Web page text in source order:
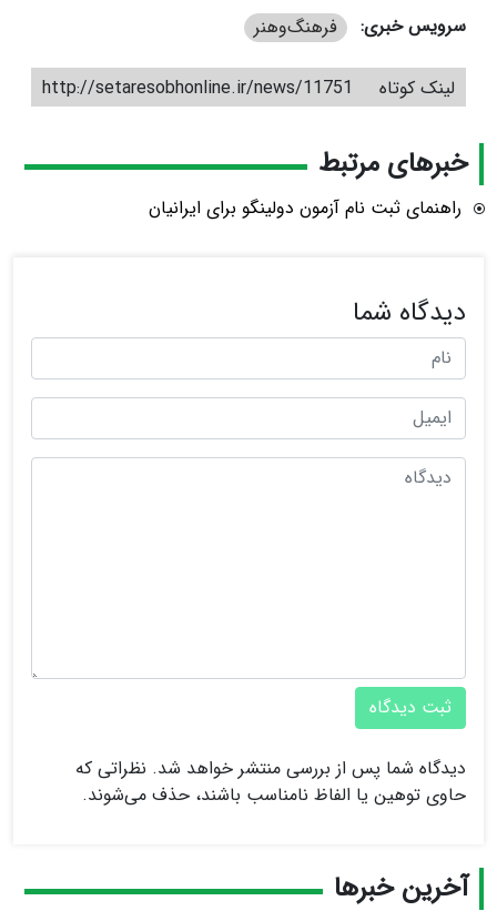
سرویس خبری: فرهنگ‌و‌هنر
لینک کوتاه http://setaresobhonline.ir/news/11751
خبرهای مرتبط
راهنمای ثبت نام آزمون دولینگو برای ایرانیان
دیدگاه شما
ثبت دیدگاه
دیدگاه شما پس از بررسی منتشر خواهد شد. نظراتی که
حاوی توهین یا الفاظ نامناسب باشند، حذف می‌شوند.
آخرین خبرها